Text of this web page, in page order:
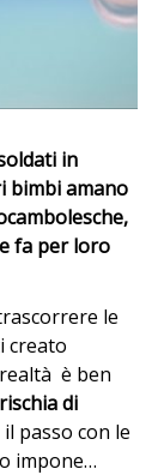
in
bimbi amano
fa per loro
le
creato
è ben
di
passo con le
impone…